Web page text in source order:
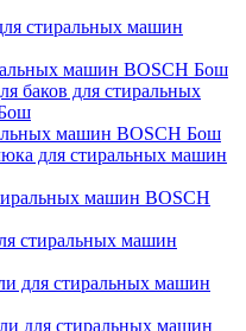
стиральных машин
машин BOSCH Бош
баков для стиральных
машин BOSCH Бош
для стиральных машин
машин BOSCH
стиральных машин
для стиральных машин
для стиральных машин